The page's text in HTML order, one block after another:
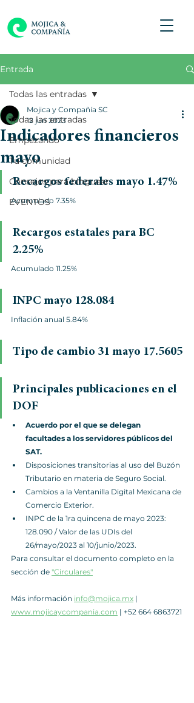
Entrada
Todas las entradas
Empezando
Tu comunidad
Consejos para bloguear
EVENTOS
Todas las entradas
Indicadores financieros
mayo
Mojica y Compañía SC
12 jun 2023
Recargos federales mayo 1.47%
Acumulado 7.35%
Recargos estatales para BC
2.25%
Acumulado 11.25%
INPC mayo 128.084
Inflación anual 5.84%
Tipo de cambio 31 mayo 17.5605
Principales publicaciones en el
DOF
Acuerdo por el que se delegan
facultades a los servidores públicos del
SAT.
Disposiciones transitorias al uso del Buzón
Tributario en materia de Seguro Social.
Cambios a la Ventanilla Digital Mexicana de
Comercio Exterior.
INPC de la 1ra quincena de mayo 2023:
128.090 / Valor de las UDIs del
26/mayo/2023 al 10/junio/2023.
Para consultar el documento completo en la
sección de "Circulares"
Más información info@mojica.mx |
www.mojicaycompania.com | +52 664 6863721